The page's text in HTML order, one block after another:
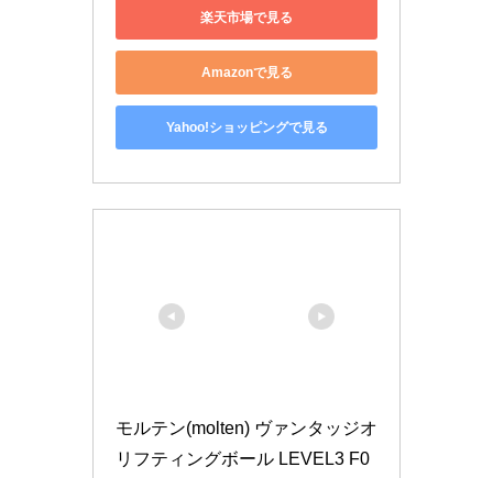
楽天市場で見る
Amazonで見る
Yahoo!ショッピングで見る
モルテン(molten) ヴァンタッジオ
リフティングボール LEVEL3 F0